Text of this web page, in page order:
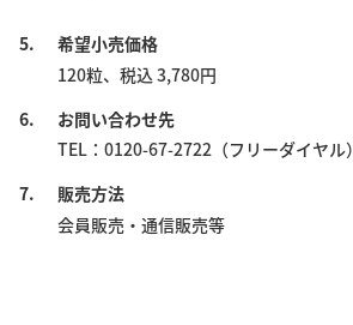
5.
希望小売価格
120粒、税込 3,780円
6.
お問い合わせ先
TEL：0120-67-2722（フリーダイヤル）
7.
販売方法
会員販売・通信販売等